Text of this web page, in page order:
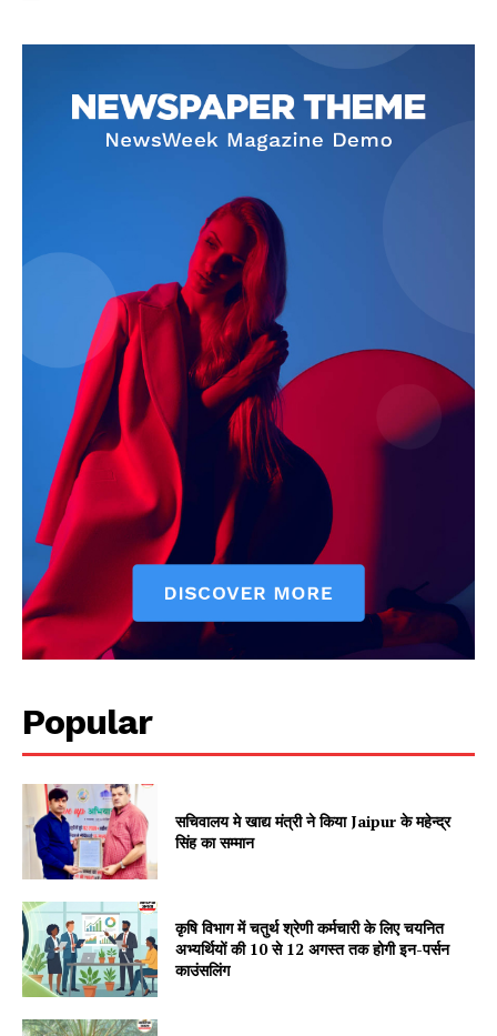
Vishwasniya Hindi Akhbaar
Popular
सचिवालय मे खाद्य मंत्री ने किया Jaipur के महेन्द्र
सिंह का सम्मान
कृषि विभाग में चतुर्थ श्रेणी कर्मचारी के लिए चयनित
अभ्यर्थियों की 10 से 12 अगस्त तक होगी इन-पर्सन
काउंसलिंग